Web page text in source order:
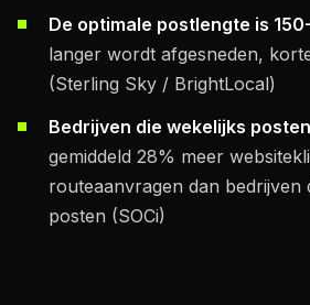
De optimale postlengte is
langer wordt afgesneden,
(Sterling Sky / BrightLocal)
Bedrijven die wekelijks
gemiddeld 28% meer
routeaanvragen dan bedrijven
posten (SOCi)